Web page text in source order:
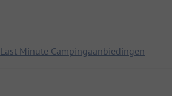
Last Minute Campingaanbiedingen